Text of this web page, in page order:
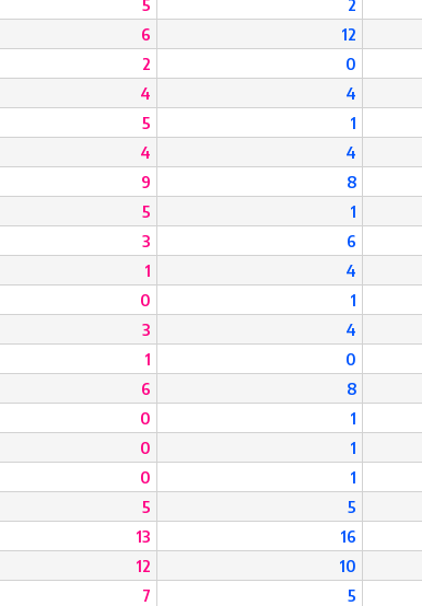
5 2
6 12
2 0
4 4
5 1
4 4
9 8
5 1
3 6
1 4
0 1
3 4
1 0
6 8
0 1
0 1
0 1
5 5
13 16
12 10
7 5